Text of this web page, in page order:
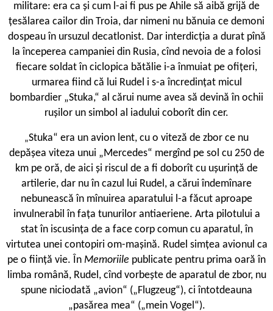
militare: era ca şi cum l-ai fi pus pe Ahile să aibă grijă de
ţesălarea cailor din Troia, dar nimeni nu bănuia ce demoni
dospeau în ursuzul decatlonist. Dar interdicţia a durat pînă
la începerea campaniei din Rusia, cînd nevoia de a folosi
fiecare soldat în ciclopica bătălie i-a înmuiat pe ofiţeri,
urmarea fiind că lui Rudel i s-a încredinţat micul
bombardier „Stuka,“ al cărui nume avea să devină în ochii
ruşilor un simbol al iadului coborît din cer.
„Stuka“ era un avion lent, cu o viteză de zbor ce nu
depăşea viteza unui „Mercedes“ mergînd pe sol cu 250 de
km pe oră, de aici şi riscul de a fi doborît cu uşurinţă de
artilerie, dar nu în cazul lui Rudel, a cărui îndemînare
nebunească în mînuirea aparatului l-a făcut aproape
invulnerabil în faţa tunurilor antiaeriene. Arta pilotului a
stat în iscusinţa de a face corp comun cu aparatul, în
virtutea unei contopiri om-maşină. Rudel simţea avionul ca
pe o fiinţă vie. În Memoriile publicate pentru prima oară în
limba română, Rudel, cînd vorbeşte de aparatul de zbor, nu
spune niciodată „avion“ („Flugzeug“), ci întotdeauna
„pasărea mea“ („mein Vogel“).